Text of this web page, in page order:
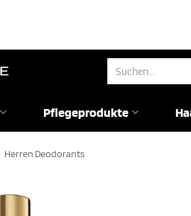
Suchen
Pflegeprodukte
Herren Deodorants